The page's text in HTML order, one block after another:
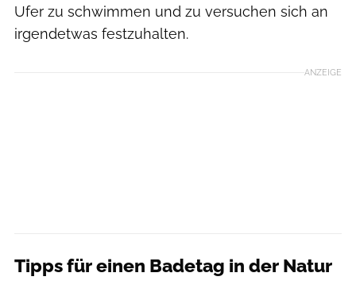
Ufer zu schwimmen und zu versuchen sich an
irgendetwas festzuhalten.
ANZEIGE
Tipps für einen Badetag in der Natur